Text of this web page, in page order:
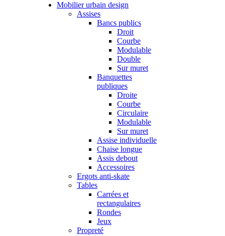
Mobilier urbain design
Assises
Bancs publics
Droit
Courbe
Modulable
Double
Sur muret
Banquettes
publiques
Droite
Courbe
Circulaire
Modulable
Sur muret
Assise individuelle
Chaise longue
Assis debout
Accessoires
Ergots anti-skate
Tables
Carrées et
rectangulaires
Rondes
Jeux
Propreté